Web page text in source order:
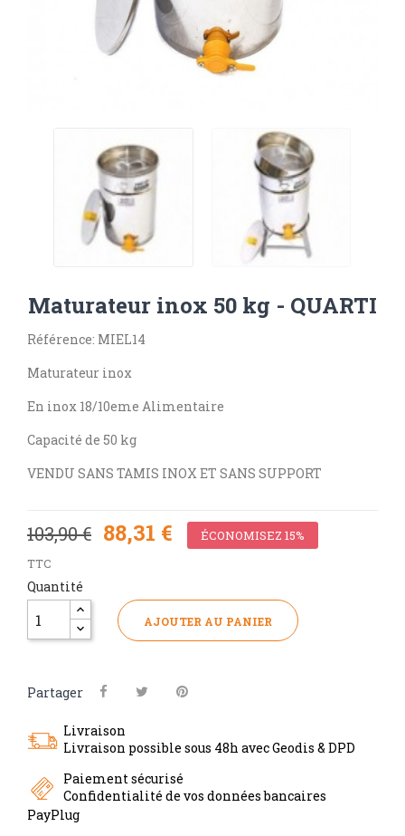
Maturateur inox 50 kg - QUARTI
Référence: MIEL14
Maturateur inox
En inox 18/10eme Alimentaire
Capacité de 50 kg
VENDU SANS TAMIS INOX ET SANS SUPPORT
103,90 € 88,31 €
ÉCONOMISEZ 15%
TTC
Quantité
AJOUTER AU PANIER
Partager
Livraison
Livraison possible sous 48h avec Geodis & DPD
Paiement sécurisé
Confidentialité de vos données bancaires
PayPlug